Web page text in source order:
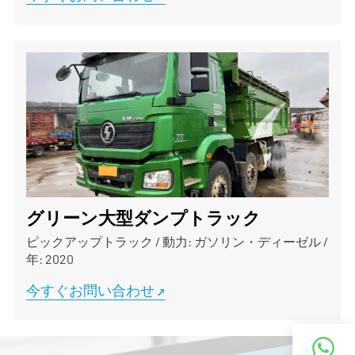
グリーン大型ダンプトラック
ピックアップトラック / 動力: ガソリン・ディーゼル/
年: 2020
今すぐお問い合わせ